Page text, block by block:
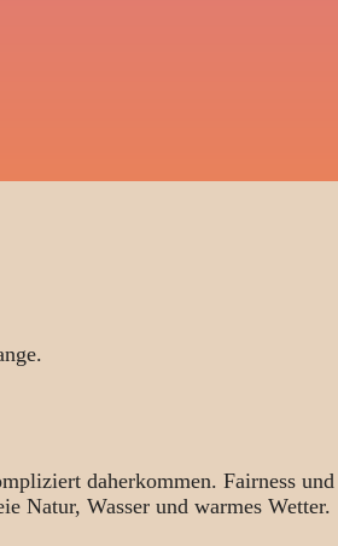
daherkommen. Fairness
Natur, Wasser und warmes Wetter.